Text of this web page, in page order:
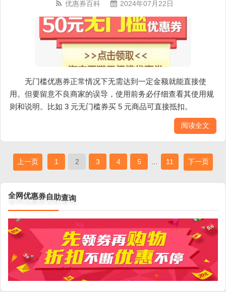
优惠券百科 2024年07月22日
无门槛优惠券正常情况下无需达到一定金额就能直接使
用。但要留意不良商家的误导，使用前务必仔细查看其使用规
则和说明。比如 3 元无门槛券买 5 元商品可直接抵扣。
阅读全文
上一页 1 2 3 4 5 11 下一页
全网优惠券自助查询